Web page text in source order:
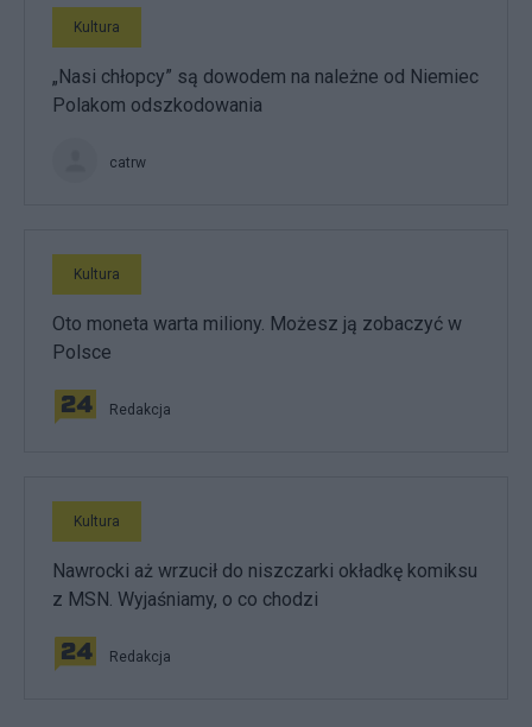
Kultura
„Nasi chłopcy” są dowodem na należne od Niemiec
Polakom odszkodowania
catrw
Kultura
Oto moneta warta miliony. Możesz ją zobaczyć w
Polsce
Redakcja
Kultura
Nawrocki aż wrzucił do niszczarki okładkę komiksu
z MSN. Wyjaśniamy, o co chodzi
Redakcja